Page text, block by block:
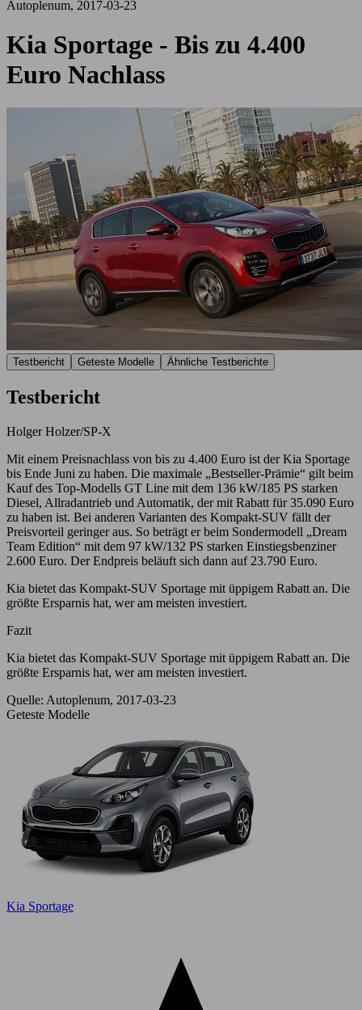
Autoplenum, 2017-03-23
Kia Sportage - Bis zu 4.400
Euro Nachlass
Testbericht Geteste Modelle Ähnliche Testberichte
Testbericht
Holger Holzer/SP-X
Mit einem Preisnachlass von bis zu 4.400 Euro ist der Kia Sportage
bis Ende Juni zu haben. Die maximale „Bestseller-Prämie“ gilt beim
Kauf des Top-Modells GT Line mit dem 136 kW/185 PS starken
Diesel, Allradantrieb und Automatik, der mit Rabatt für 35.090 Euro
zu haben ist. Bei anderen Varianten des Kompakt-SUV fällt der
Preisvorteil geringer aus. So beträgt er beim Sondermodell „Dream
Team Edition“ mit dem 97 kW/132 PS starken Einstiegsbenziner
2.600 Euro. Der Endpreis beläuft sich dann auf 23.790 Euro.
Kia bietet das Kompakt-SUV Sportage mit üppigem Rabatt an. Die
größte Ersparnis hat, wer am meisten investiert.
Fazit
Kia bietet das Kompakt-SUV Sportage mit üppigem Rabatt an. Die
größte Ersparnis hat, wer am meisten investiert.
Quelle: Autoplenum, 2017-03-23
Geteste Modelle
Kia Sportage